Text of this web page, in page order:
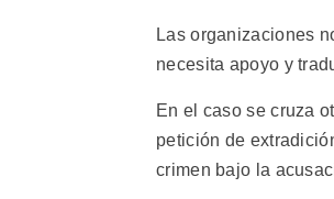
Las organizaciones
necesita apoyo y
En el caso se cruza
petición de
crimen bajo la